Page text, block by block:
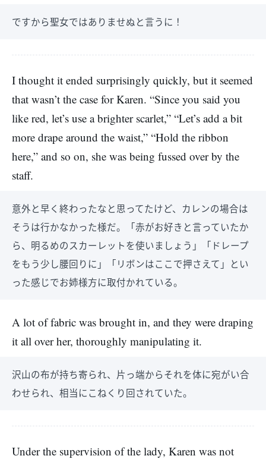
ですから聖女ではありませぬと言うに！
I thought it ended surprisingly quickly, but it seemed
that wasn’t the case for Karen. “Since you said you
like red, let’s use a brighter scarlet,” “Let’s add a bit
more drape around the waist,” “Hold the ribbon
here,” and so on, she was being fussed over by the
staff.
意外と早く終わったなと思ってたけど、カレンの場合は
そうは行かなかった様だ。「赤がお好きと言っていたか
ら、明るめのスカーレットを使いましょう」「ドレープ
をもう少し腰回りに」「リボンはここで押さえて」とい
った感じでお姉様方に取付かれている。
A lot of fabric was brought in, and they were draping
it all over her, thoroughly manipulating it.
沢山の布が持ち寄られ、片っ端からそれを体に宛がい合
わせられ、相当にこねくり回されていた。
Under the supervision of the lady, Karen was not